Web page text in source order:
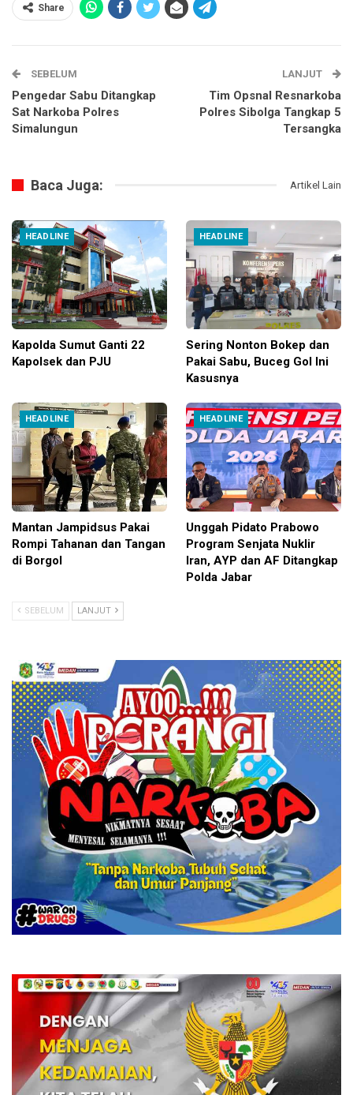
Share
SEBELUM
Pengedar Sabu Ditangkap
Sat Narkoba Polres
Simalungun
LANJUT
Tim Opsnal Resnarkoba
Polres Sibolga Tangkap 5
Tersangka
Baca Juga: Artikel Lain
HEADLINE
Kapolda Sumut Ganti 22
Kapolsek dan PJU
HEADLINE
Sering Nonton Bokep dan
Pakai Sabu, Buceg Gol Ini
Kasusnya
HEADLINE
Mantan Jampidsus Pakai
Rompi Tahanan dan Tangan
di Borgol
HEADLINE
Unggah Pidato Prabowo
Program Senjata Nuklir
Iran, AYP dan AF Ditangkap
Polda Jabar
SEBELUM LANJUT